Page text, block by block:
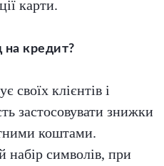
карти.
кредит?
своїх клієнтів і
застосовувати знижки
коштами.
набір символів, при